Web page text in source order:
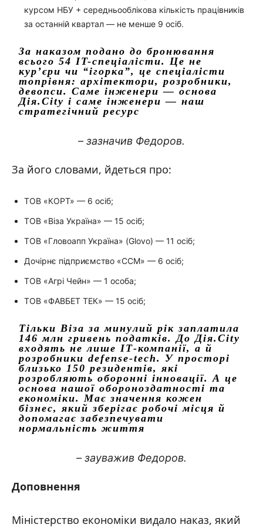
курсом НБУ + середньооблікова кількість працівників
за останній квартал — не менше 9 осіб.
За наказом подано до бронювання
всього 54 IT-спеціалісти. Це не
курʼєри чи “ігорка”, це спеціалісти
топрівня: архітектори, розробники,
девопси. Саме інженери — основа
Дія.City і саме інженери — наш
стратегічний ресурс
– зазначив Федоров.
За його словами, йдеться про:
ТОВ «КОРТ» — 6 осіб;
ТОВ «Віза Україна» — 15 осіб;
ТОВ «Гловоапп Україна» (Glovo) — 11 осіб;
Дочірнє підприємство «ССМ» — 6 осіб;
ТОВ «Агрі Чейн» — 1 особа;
ТОВ «ФАВБЕТ ТЕК» — 15 осіб;
Тільки Віза за минулий рік заплатила
146 млн гривень податків. До Дія.City
входять не лише ІТ-компанії, а й
розробники defense-tech. У просторі
близько 150 резидентів, які
розробляють оборонні інновації. А це
основа нашої обороноздатності та
економіки. Має значення кожен
бізнес, який зберігає робочі місця й
допомагає забезпечувати
нормальність життя
– зауважив Федоров.
Доповнення
Міністерство економіки видало наказ, який